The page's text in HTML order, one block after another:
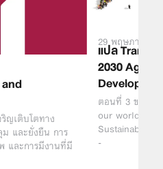
ญเติบโตทาง
และยั่งยืน การ
และการมีงานที่มี
29 พฤษภาคม
แปล
2030
ตอนที่ 3 ของกา
our world:
Sustainable
-